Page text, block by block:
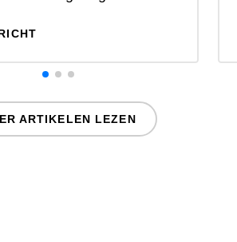
ARTIKELEN LEZEN